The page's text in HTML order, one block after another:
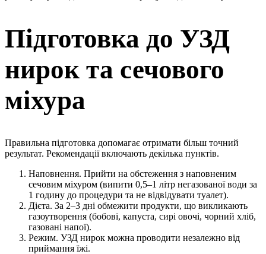
Підготовка до УЗД
нирок та сечового
міхура
Правильна підготовка допомагає отримати більш точний
результат. Рекомендації включають декілька пунктів.
Наповнення. Прийти на обстеження з наповненим
сечовим міхуром (випити 0,5–1 літр негазованої води за
1 годину до процедури та не відвідувати туалет).
Дієта. За 2–3 дні обмежити продукти, що викликають
газоутворення (бобові, капуста, сирі овочі, чорний хліб,
газовані напої).
Режим. УЗД нирок можна проводити незалежно від
приймання їжі.